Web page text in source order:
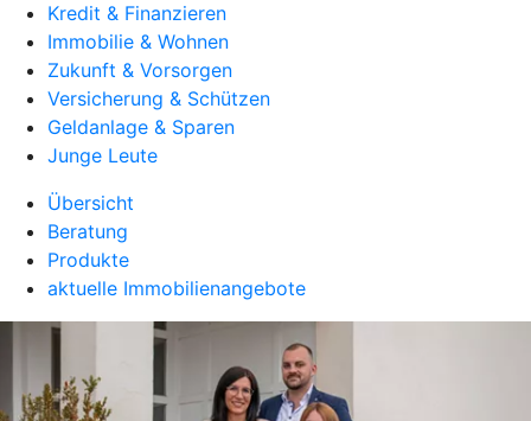
Kredit & Finanzieren
Immobilie & Wohnen
Zukunft & Vorsorgen
Versicherung & Schützen
Geldanlage & Sparen
Junge Leute
Übersicht
Beratung
Produkte
aktuelle Immobilienangebote